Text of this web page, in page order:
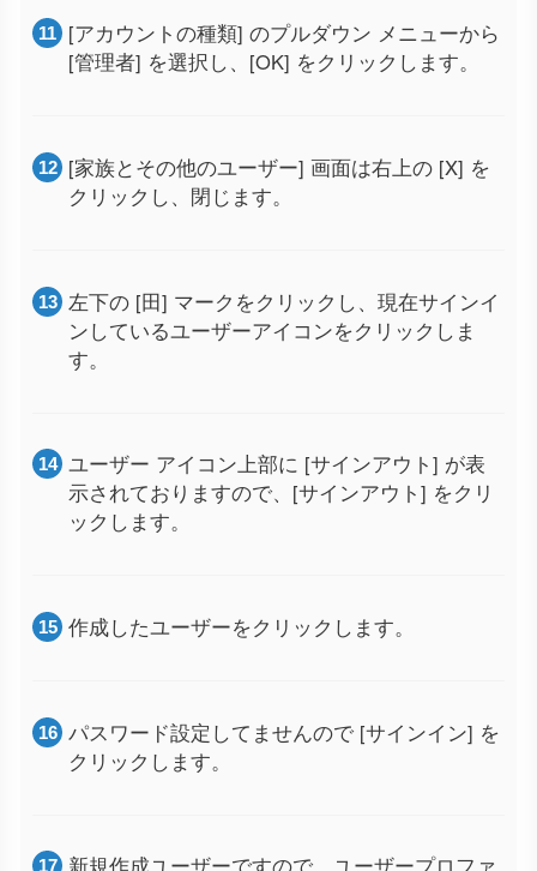
[アカウントの種類] のプルダウン メニューから
[管理者] を選択し、[OK] をクリックします。
[家族とその他のユーザー] 画面は右上の [X] を
クリックし、閉じます。
左下の [田] マークをクリックし、現在サインイ
ンしているユーザーアイコンをクリックしま
す。
ユーザー アイコン上部に [サインアウト] が表
示されておりますので、[サインアウト] をクリ
ックします。
作成したユーザーをクリックします。
パスワード設定してませんので [サインイン] を
クリックします。